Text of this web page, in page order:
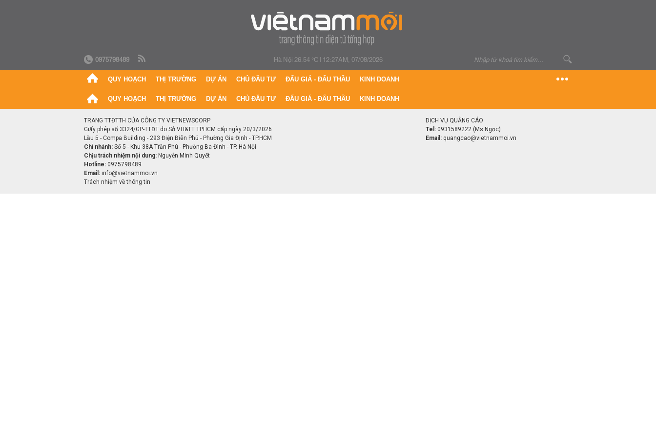
0975798489 Hà Nội 26.54 °C| 12:27AM, 07/08/2026
QUY HOẠCH THỊ TRƯỜNG DỰ ÁN CHỦ ĐẦU TƯ ĐẤU GIÁ - ĐẤU THẦU KINH DOANH
QUY HOẠCH THỊ TRƯỜNG DỰ ÁN CHỦ ĐẦU TƯ ĐẤU GIÁ - ĐẤU THẦU KINH DOANH
TRANG TTĐTTH CỦA CÔNG TY VIETNEWSCORP
Giấy phép số 3324/GP-TTĐT do Sở VH&TT TPHCM cấp ngày 20/3/2026
Lầu 5 - Compa Building - 293 Điện Biên Phủ - Phường Gia Định - TP.HCM
Chi nhánh: Số 5 - Khu 38A Trần Phú - Phường Ba Đình - TP. Hà Nội
Chịu trách nhiệm nội dung: Nguyễn Minh Quyết
Hotline: 0975798489
Email: info@vietnammoi.vn
Trách nhiệm về thông tin
DỊCH VỤ QUẢNG CÁO
Tel: 0931589222 (Ms Ngọc)
Email: quangcao@vietnammoi.vn